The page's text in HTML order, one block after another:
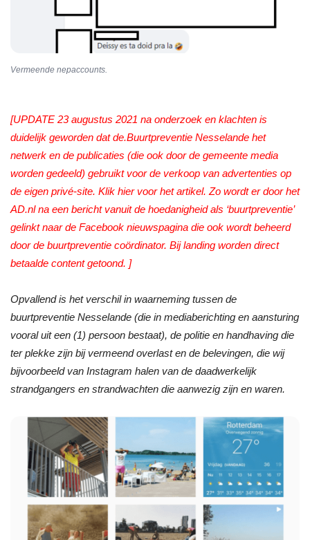
Vermeende nepaccounts.
[UPDATE 23 augustus 2021 na onderzoek en klachten is
duidelijk geworden dat de.Buurtpreventie Nesselande het
netwerk en de publicaties (die ook door de gemeente media
worden gedeeld) gebruikt voor de verkoop van advertenties op
de eigen privé-site. Klik hier voor het artikel. Zo wordt er door het
AD.nl na een bericht vanuit de hoedanigheid als ‘buurtpreventie’
gelinkt naar de Facebook nieuwspagina die ook wordt beheerd
door de buurtpreventie coördinator. Bij landing worden direct
betaalde content getoond. ]
Opvallend is het verschil in waarneming tussen de
buurtpreventie Nesselande (die in mediaberichting en aansturing
vooral uit een (1) persoon bestaat), de politie en handhaving die
ter plekke zijn bij vermeend overlast en de belevingen, die wij
bijvoorbeeld van Instagram halen van de daadwerkelijk
strandgangers en strandwachten die aanwezig zijn en waren.